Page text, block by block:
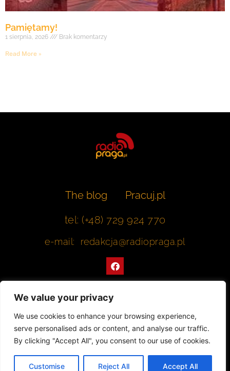
We value your privacy
We use cookies to enhance your browsing experience,
serve personalised ads or content, and analyse our traffic.
By clicking "Accept All", you consent to our use of cookies.
Customise Reject All Accept All
Pamiętamy!
1 sierpnia, 2026 Brak komentarzy
Read More »
The blog
Pracuj.pl
tel: (+48) 729 924 770
e-mail: redakcja@radiopraga.pl
F
a
c
o
k
Współpracujemy z Muzeum Warszawskiej Pragi
© 2022 All rights Reserved. Radiopraga.pl
Projekt strony internetowej: tomasz-kaminski.pl